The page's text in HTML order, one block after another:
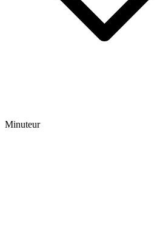
Minuteur